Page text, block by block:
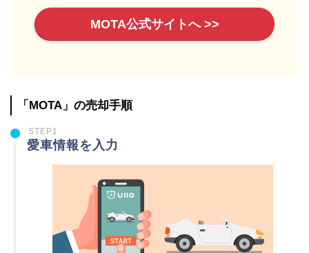
MOTA公式サイトへ >>
「MOTA」の売却手順
STEP1
愛車情報を入力